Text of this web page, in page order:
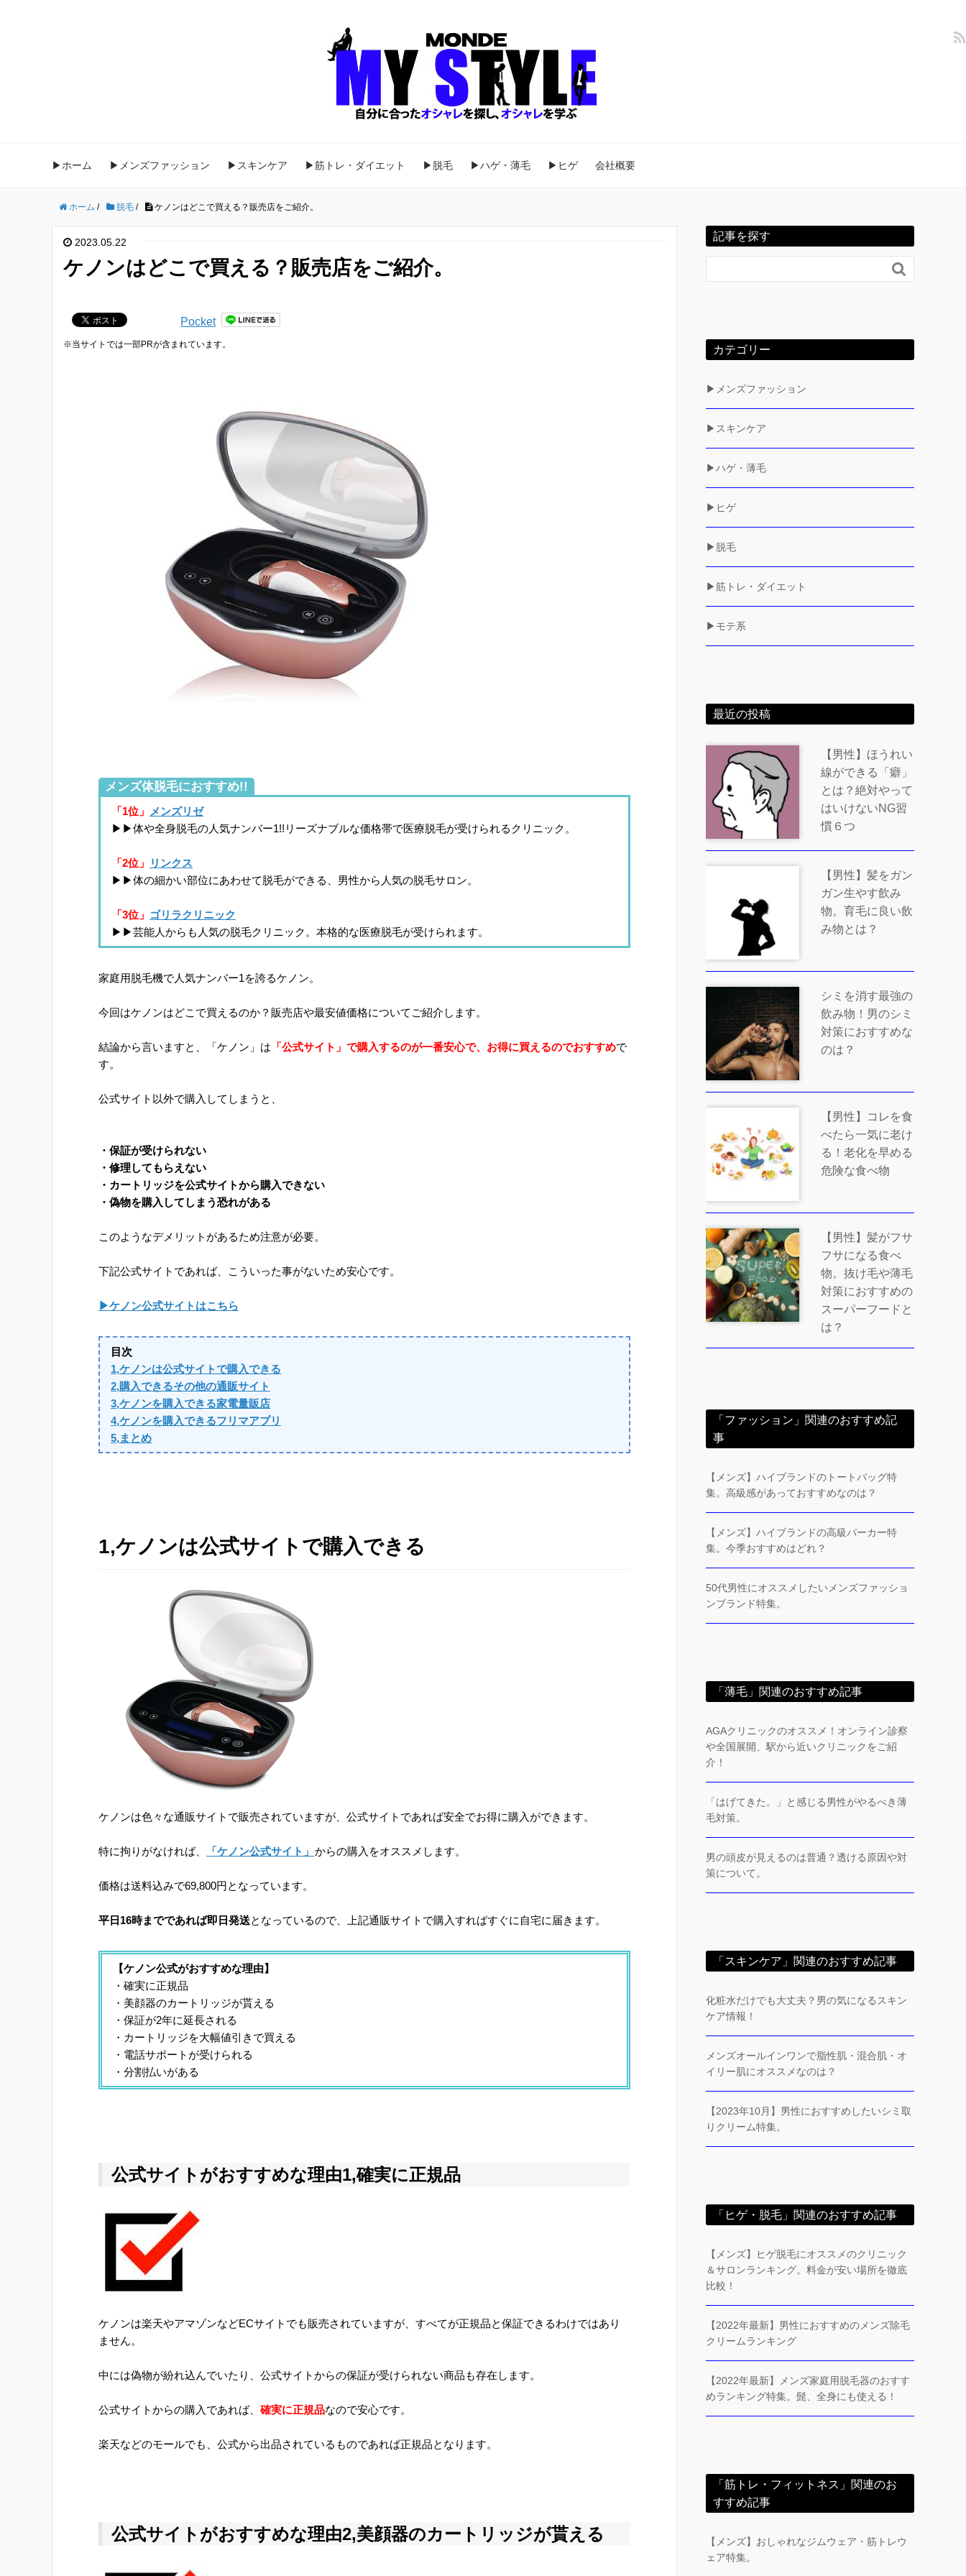
▶ホーム ▶メンズファッション ▶スキンケア ▶筋トレ・ダイエット ▶脱毛 ▶ハゲ・薄毛 ▶ヒゲ 会社概要
ホーム / 脱毛 / ケノンはどこで買える？販売店をご紹介。
2023.05.22
ケノンはどこで買える？販売店をご紹介。
Pocket
※当サイトでは一部PRが含まれています。
メンズ体脱毛におすすめ!!
「1位」
メンズリゼ
▶▶体や全身脱毛の人気ナンバー1!!リーズナブルな価格帯で医療脱毛が受けられるクリニック。
「2位」
リンクス
▶▶体の細かい部位にあわせて脱毛ができる、男性から人気の脱毛サロン。
「3位」 ゴリラクリニック
▶▶芸能人からも人気の脱毛クリニック。本格的な医療脱毛が受けられます。
家庭用脱毛機で人気ナンバー1を誇るケノン。
今回はケノンはどこで買えるのか？販売店や最安値価格についてご紹介します。
結論から言いますと、「ケノン」は 「公式サイト」で購入するのが一番安心で、お得に買えるのでおすすめで
す。
公式サイト以外で購入してしまうと、
・保証が受けられない
・修理してもらえない
・カートリッジを公式サイトから購入できない
・偽物を購入してしまう恐れがある
このようなデメリットがあるため注意が必要。
下記公式サイトであれば、こういった事がないため安心です。
▶ケノン公式サイトはこちら
目次
1,ケノンは公式サイトで購入できる
2,購入できるその他の通販サイト
3,ケノンを購入できる家電量販店
4,ケノンを購入できるフリマアプリ
5,まとめ
1,ケノンは公式サイトで購入できる
ケノンは色々な通販サイトで販売されていますが、公式サイトであれば安全でお得に購入ができます。
特に拘りがなければ、 「ケノン公式サイト」 からの購入をオススメします。
価格は送料込みで69,800円となっています。
平日16時までであれば即日発送となっているので、上記通販サイトで購入すればすぐに自宅に届きます。
【ケノン公式がおすすめな理由】
・確実に正規品
・美顔器のカートリッジが貰える
・保証が2年に延長される
・カートリッジを大幅値引きで買える
・電話サポートが受けられる
・分割払いがある
公式サイトがおすすめな理由1,確実に正規品
ケノンは楽天やアマゾンなどECサイトでも販売されていますが、すべてが正規品と保証できるわけではあり
ません。
中には偽物が紛れ込んでいたり、公式サイトからの保証が受けられない商品も存在します。
公式サイトからの購入であれば、 確実に正規品なので安心です。
楽天などのモールでも、公式から出品されているものであれば正規品となります。
公式サイトがおすすめな理由2,美顔器のカートリッジが貰える
記事を探す

カテゴリー
▶メンズファッション
▶スキンケア
▶ハゲ・薄毛
▶ヒゲ
▶脱毛
▶筋トレ・ダイエット
▶モテ系
最近の投稿
【男性】ほうれい
線ができる「癖」
とは？絶対やって
はいけないNG習
慣６つ
【男性】髪をガン
ガン生やす飲み
物。育毛に良い飲
み物とは？
シミを消す最強の
飲み物！男のシミ
対策におすすめな
のは？
【男性】コレを食
べたら一気に老け
る！老化を早める
危険な食べ物
【男性】髪がフサ
フサになる食べ
物。抜け毛や薄毛
対策におすすめの
スーパーフードと
は？
「ファッション」関連のおすすめ記
事
【メンズ】ハイブランドのトートバッグ特
集。高級感があっておすすめなのは？
【メンズ】ハイブランドの高級パーカー特
集。今季おすすめはどれ？
50代男性にオススメしたいメンズファッショ
ンブランド特集。
「薄毛」関連のおすすめ記事
AGAクリニックのオススメ！オンライン診察
や全国展開、駅から近いクリニックをご紹
介！
「はげてきた。」と感じる男性がやるべき薄
毛対策。
男の頭皮が見えるのは普通？透ける原因や対
策について。
「スキンケア」関連のおすすめ記事
化粧水だけでも大丈夫？男の気になるスキン
ケア情報！
メンズオールインワンで脂性肌・混合肌・オ
イリー肌にオススメなのは？
【2023年10月】男性におすすめしたいシミ取
りクリーム特集。
「ヒゲ・脱毛」関連のおすすめ記事
【メンズ】ヒゲ脱毛にオススメのクリニック
＆サロンランキング。料金が安い場所を徹底
比較！
【2022年最新】男性におすすめのメンズ除毛
クリームランキング
【2022年最新】メンズ家庭用脱毛器のおすす
めランキング特集。髭、全身にも使える！
「筋トレ・フィットネス」関連のお
すすめ記事
【メンズ】おしゃれなジムウェア・筋トレウ
ェア特集。